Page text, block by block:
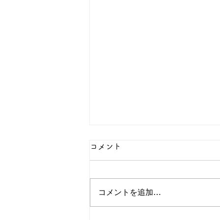
🎂誕生日会発表🎵
コメント
コメントを追加…